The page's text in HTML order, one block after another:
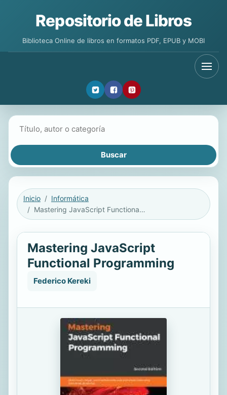
Repositorio de Libros
Biblioteca Online de libros en formatos PDF, EPUB y MOBI
Inicio
Informática
Mastering JavaScript Functional Programming
Mastering JavaScript
Functional Programming
Federico Kereki